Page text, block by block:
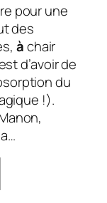
pour une
des
àchair
d’avoir de
du
!).